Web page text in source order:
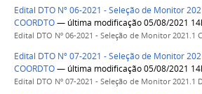
Edital DTO Nº 06-2021 - Seleção de Monitor
COORDTO— última modificação 05/08/2021
Edital DTO Nº 06-2021 - Seleção de Monitor 2021.1
Edital DTO Nº 07-2021 - Seleção de Monitor
COORDTO— última modificação 05/08/2021
Edital DTO Nº 07-2021 - Seleção de Monitor 2021.1